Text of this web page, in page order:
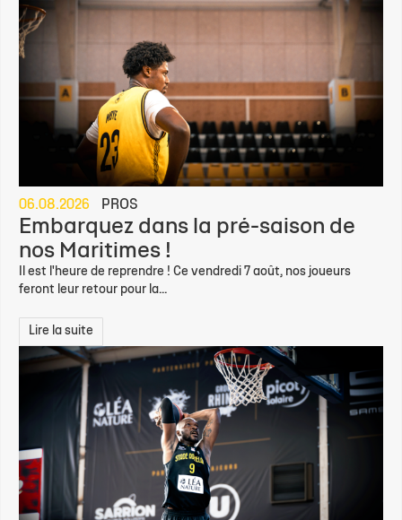
06.08.2026 PROS
Embarquez dans la pré-saison de
nos Maritimes !
Il est l'heure de reprendre ! Ce vendredi 7 août, nos joueurs
feront leur retour pour la...
Lire la suite